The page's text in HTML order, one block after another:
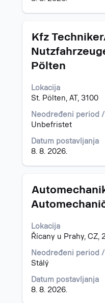
o
poslu.
Naslov
Kfz
Pölten
Lokacija
St. Pölten, AT, 3100
Neodređeni period
Unbefristet
Datum postavljanja
8. 8. 2026.
Izaberite
razmaknicom
da
prikazali
celokupan
informacija
o
poslu.
Naslov
Lokacija
Řícany u Prahy, CZ,
Neodređeni period
Stálý
Datum postavljanja
8. 8. 2026.
Izaberite
razmaknicom
biste
prikazali
celokupan
sadržaj
informacija
o
poslu.